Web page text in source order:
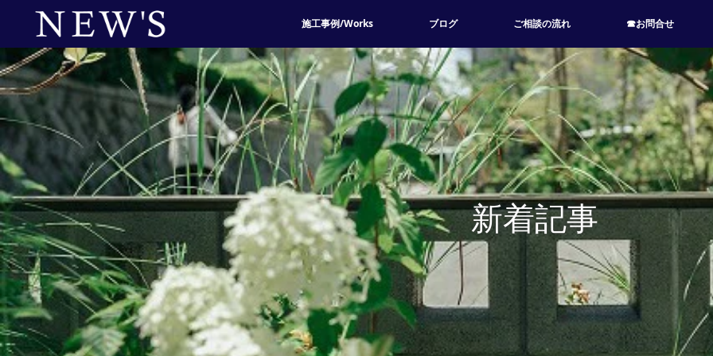
施工事例/Works ブログ ご相談の流れ ☎お問合せ
新着記事